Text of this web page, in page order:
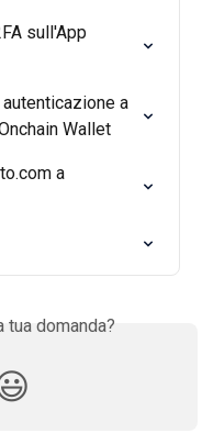
sull'App
a
Wallet
a
domanda?